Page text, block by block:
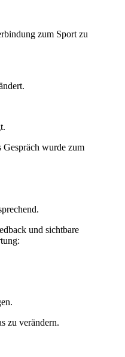
zum Sport zu
Gespräch wurde zum
und sichtbare
zu verändern.